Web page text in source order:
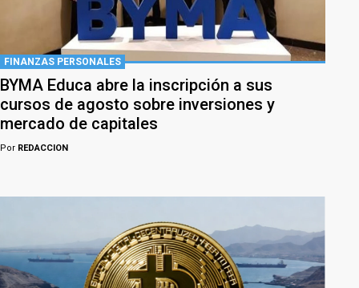
FINANZAS PERSONALES
BYMA Educa abre la inscripción a sus
cursos de agosto sobre inversiones y
mercado de capitales
Por REDACCION